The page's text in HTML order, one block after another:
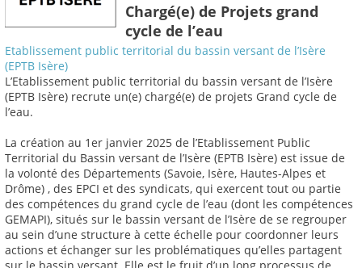
Chargé(e) de Projets grand
cycle de l’eau
Etablissement public territorial du bassin versant de l’Isère
(EPTB Isère)
L’Etablissement public territorial du bassin versant de l’Isère
(EPTB Isère) recrute un(e) chargé(e) de projets Grand cycle de
l’eau.
La création au 1er janvier 2025 de l’Etablissement Public
Territorial du Bassin versant de l’Isère (EPTB Isère) est issue de
la volonté des Départements (Savoie, Isère, Hautes-Alpes et
Drôme) , des EPCI et des syndicats, qui exercent tout ou partie
des compétences du grand cycle de l’eau (dont les compétences
GEMAPI), situés sur le bassin versant de l’Isère de se regrouper
au sein d’une structure à cette échelle pour coordonner leurs
actions et échanger sur les problématiques qu’elles partagent